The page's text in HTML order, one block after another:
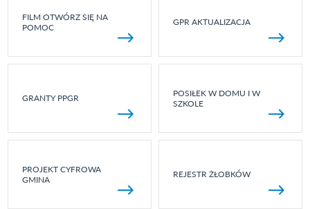
FILM OTWÓRZ SIĘ NA
POMOC
GPR AKTUALIZACJA
GRANTY PPGR
POSIŁEK W DOMU I W
SZKOLE
PROJEKT CYFROWA
GMINA
REJESTR ŻŁOBKÓW